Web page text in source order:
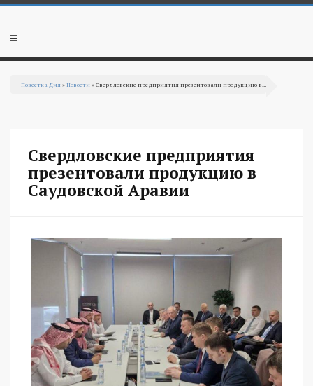
Перейти к основному содержанию
Мобильное
Повестка Дня »Новости » Свердловские предприятия презентовали продукцию в...
Свердловские предприятия
презентовали продукцию в
Саудовской Аравии